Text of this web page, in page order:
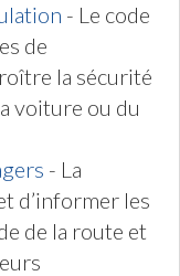
- Le code
de
la sécurité
voiture ou du
- La
d’informer les
de la route et